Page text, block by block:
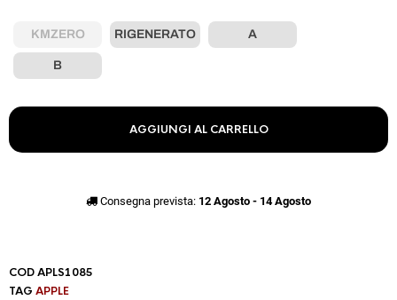
KMZERO RIGENERATO A
B
AGGIUNGI AL CARRELLO
Consegna prevista: 12 Agosto - 14 Agosto
CODAPLS1085
TAG APPLE